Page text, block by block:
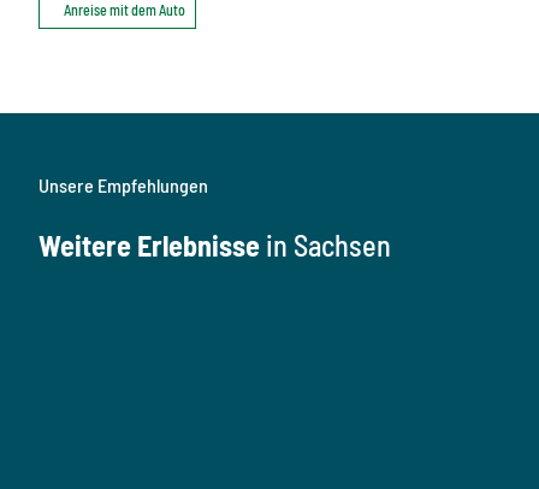
Anreise mit dem Auto
Unsere Empfehlungen
Weitere Erlebnisse in Sachsen